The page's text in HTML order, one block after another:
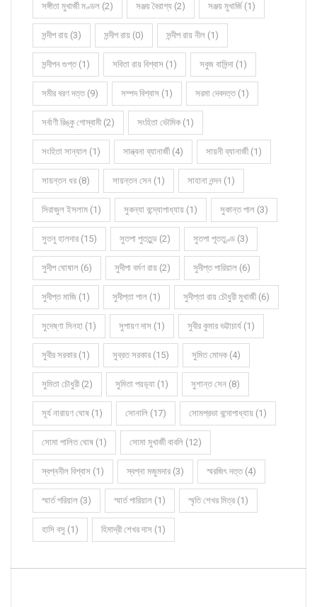
সঙ্গীতা মুখার্জী মণ্ডল (2) সঞ্জয় বৈরাগ্য (2) সঞ্জয় মুখার্জি (1)
সন্দীপ রায় (3) সন্দীপ রায় (0) সন্দীপ রায় নীল (1)
সন্দীপন গুপ্ত (1) সবিতা রায় বিশ্বাস (1) সবুজ বাসিন্দা (1)
সমীর বরণ দত্ত (9) সম্পদ বিশ্বাস (1) সরমা দেবদত্ত (1)
সর্বাণী রিঙ্কু গোস্বামী (2) সংহিতা ভৌমিক (1)
সংহিতা সান্যাল (1) সান্ত্বনা ব্যানার্জী (4) সায়নী ব্যানার্জী (1)
সায়ন্তন ধর (8) সায়ন্তন সেন (1) সাহানা নন্দন (1)
সিরাজুল ইসলাম (1) সুকন্যা বন্দ্যোপাধ্যায় (1) সুকান্ত পাল (3)
সুতনু হালদার (15) সুতপা পুততুন্ড (2) সুতপা পূততুণ্ড (3)
সুদীপ ঘোষাল (6) সুদীপা বর্মণ রায় (2) সুদীপ্ত পারিয়াল (6)
সুদীপ্ত মাজি (1) সুদীপ্তা পাল (1) সুদীপ্তা রায় চৌধুরী মুখার্জী (6)
সুদেষ্ণা সিনহা (1) সুপায়ণ দাস (1) সুবীর কুমার ভট্টাচার্য (1)
সুবীর সরকার (1) সুব্রত সরকার (15) সুমিত মোদক (4)
সুমিতা চৌধুরী (2) সুমিতা পয়ড়্যা (1) সুশান্ত সেন (8)
সূর্য নারায়ণ ঘোষ (1) সোনালি (17) সোমপ্রভা বন্দোপাধ্যায় (1)
সোমা পালিত ঘোষ (1) সোমা মুখার্জী বাবলি (12)
স্বপ্ননীল বিশ্বাস (1) স্বপ্না মজুমদার (3) স্মরজিৎ দত্ত (4)
স্মার্ত পরিয়াল (3) স্মার্ত পারিয়াল (1) স্মৃতি শেখর মিত্র (1)
হাসি বসু (1) হিমাদ্রী শেখর দাস (1)